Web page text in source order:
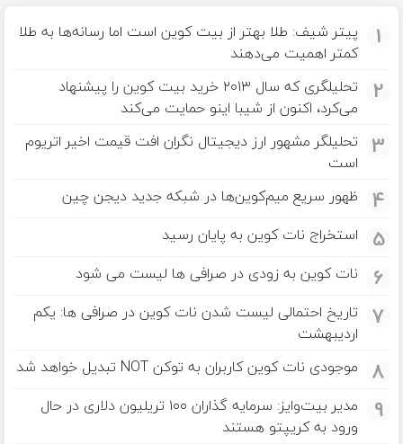
1
پیتر شیف: طلا بهتر از بیت کوین است اما رسانه‌ها به طلا
کمتر اهمیت می‌دهند
2
تحلیلگری که سال ۲۰۱۳ خرید بیت کوین را پیشنهاد
می‌کرد، اکنون از شیبا اینو حمایت می‌کند
3 تحلیلگر مشهور ارز دیجیتال نگران افت قیمت اخیر اتریوم
است
4 ظهور سریع میم‌کوین‌ها در شبکه جدید دیجن چین
5 استخراج نات کوین به پایان رسید
6 نات کوین به‌ زودی در صرافی‌ ها لیست می‌ شود
7
تاریخ احتمالی لیست شدن نات کوین در صرافی‌ ها: یکم
اردیبهشت
8 موجودی نات کوین کاربران به توکن NOT تبدیل خواهد شد
9
مدیر بیت‌وایز: سرمایه گذاران ۱۰۰ تریلیون دلاری در حال
ورود به کریپتو هستند